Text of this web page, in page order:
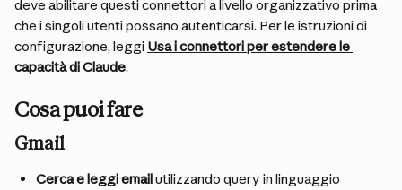
deve abilitare questi connettori a livello organizzativo prima
che i singoli utenti possano autenticarsi. Per le istruzioni di
configurazione, leggi Usa i connettori per estendere le
capacità di Claude.
Cosa puoi fare
Gmail
Cerca e leggi email utilizzando query in linguaggio